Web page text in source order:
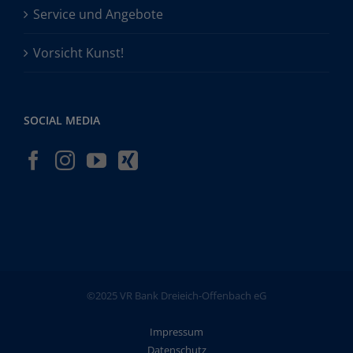
Service und Angebote
Vorsicht Kunst!
SOCIAL MEDIA
©2025 VR Bank Dreieich-Offenbach eG
Impressum
Datenschutz